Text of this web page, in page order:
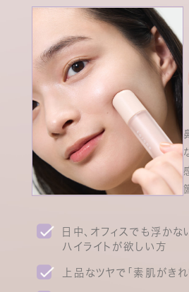
日中、オフィスでも浮かな
ハイライトが欲しい方
上品なツヤで「素肌がき